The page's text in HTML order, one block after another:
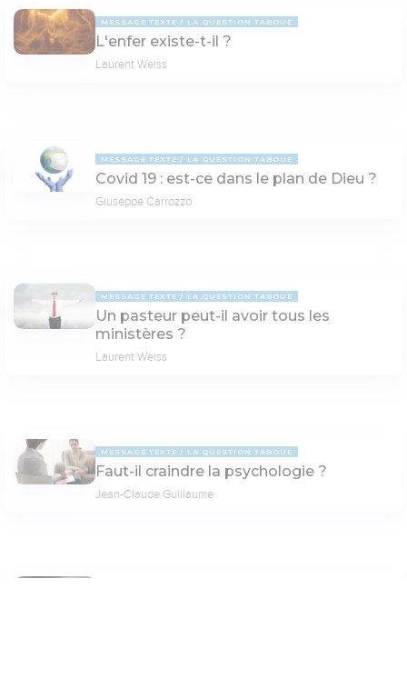
MESSAGE TEXTE LA QUESTION TABOUE
L'enfer existe-t-il ?
Laurent Weiss
MESSAGE TEXTE LA QUESTION TABOUE
Covid 19 : est-ce dans le plan de Dieu ?
Giuseppe Carrozzo
MESSAGE TEXTE LA QUESTION TABOUE
Un pasteur peut-il avoir tous les
ministères ?
Laurent Weiss
MESSAGE TEXTE LA QUESTION TABOUE
Faut-il craindre la psychologie ?
Jean-Claude Guillaume